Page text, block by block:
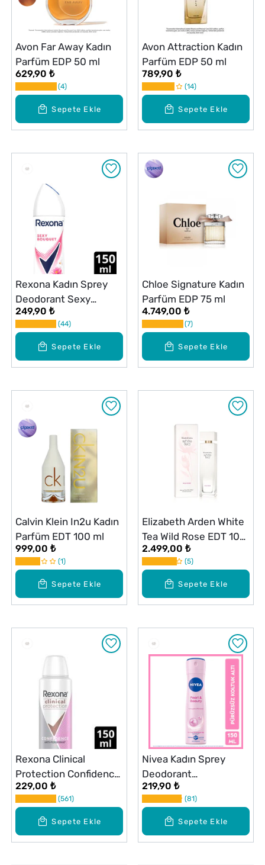
Sepete Ekle
Avon Far Away Kadın
Parfüm EDP 50 ml
629,90 ₺
4
Sepete Ekle
Avon Attraction Kadın
Parfüm EDP 50 ml
789,90 ₺
14
Sepete Ekle
Rexona Kadın Sprey
Deodorant Sexy
Bouquet 72 Saat
Kesintisiz Üstün
Koruma 150 ml
249,90 ₺
44
Sepete Ekle
Chloe Signature Kadın
Parfüm EDP 75 ml
4.749,00 ₺
7
Sepete Ekle
Calvin Klein In2u Kadın
Parfüm EDT 100 ml
999,00 ₺
1
Sepete Ekle
Elizabeth Arden White
Tea Wild Rose EDT 100
ml
2.499,00 ₺
5
Sepete Ekle
Rexona Clinical
Protection Confidence
Kadın Deodorant 150
ml
229,00 ₺
561
Sepete Ekle
Nivea Kadın Sprey
Deodorant
Pearl&Beauty 150 ml
219,90 ₺
81